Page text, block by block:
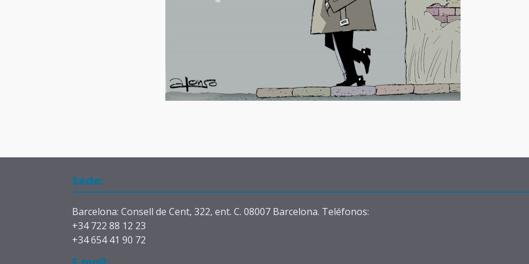
Sede:
Barcelona: Consell de Cent, 322, ent. C. 08007 Barcelona. Teléfonos:
+34 722 88 12 23
+34 654 41 90 72